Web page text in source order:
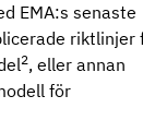
EMA:s senaste
riktlinjer
2, eller annan
för